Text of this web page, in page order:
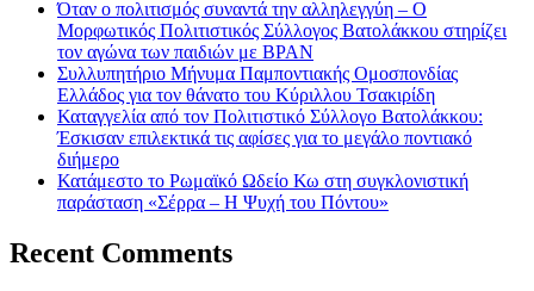
Όταν ο πολιτισμός συναντά την αλληλεγγύη – Ο
Μορφωτικός Πολιτιστικός Σύλλογος Βατολάκκου στηρίζει
τον αγώνα των παιδιών με BPAN
Συλλυπητήριο Μήνυμα Παμποντιακής Ομοσπονδίας
Ελλάδος για τον θάνατο του Κύριλλου Τσακιρίδη
Καταγγελία από τον Πολιτιστικό Σύλλογο Βατολάκκου:
Έσκισαν επιλεκτικά τις αφίσες για το μεγάλο ποντιακό
διήμερο
Κατάμεστο το Ρωμαϊκό Ωδείο Κω στη συγκλονιστική
παράσταση «Σέρρα – Η Ψυχή του Πόντου»
Recent Comments